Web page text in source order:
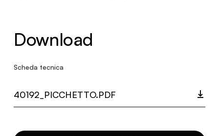
Download
Scheda tecnica
40192_PICCHETTO.PDF